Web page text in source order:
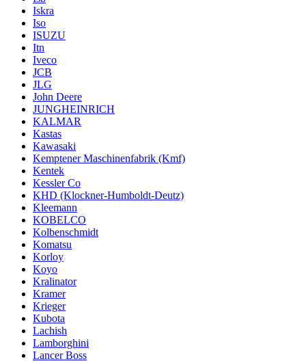
Iskra
Iso
ISUZU
Itn
Iveco
JCB
JLG
John Deere
JUNGHEINRICH
KALMAR
Kastas
Kawasaki
Kemptener Maschinenfabrik (Kmf)
Kentek
Kessler Co
KHD (Klockner-Humboldt-Deutz)
Kleemann
KOBELCO
Kolbenschmidt
Komatsu
Korloy
Koyo
Kralinator
Kramer
Krieger
Kubota
Lachish
Lamborghini
Lancer Boss